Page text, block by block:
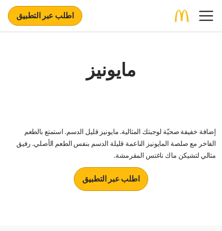
اطلب عبر التطبيق
مايونيز
إضافة خفيفة صحيّة لوجبتك المثالية. مايونيز قليل الدسم. استمتع بالطعم
الفاخر مع صلصة المايونيز الناعمة قليلة الدسم بنفس الطعم الأصلي. رفيق
مثالي لتشيكن ماك ناغتس المقرمشة.
اطلب عبر التطبيق